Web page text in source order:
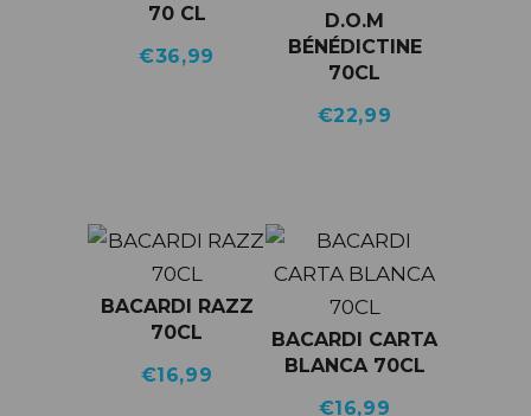
70 CL
€36,99
D.O.M
BÉNÉDICTINE
70CL
€22,99
BACARDI RAZZ
70CL
€16,99
BACARDI CARTA
BLANCA 70CL
€16,99